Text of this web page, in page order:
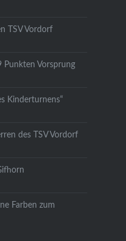
TSV Vordorf
Punkten Vorsprung
Kinderturnens“
des TSV Vordorf
Farben zum